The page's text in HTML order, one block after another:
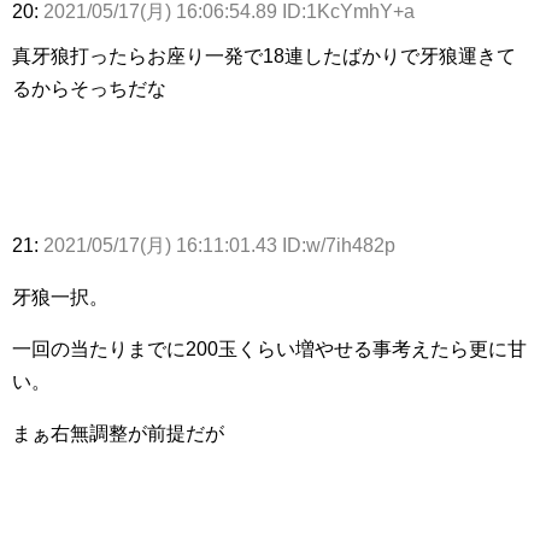
20: 2021/05/17(月) 16:06:54.89 ID:1KcYmhY+a
真牙狼打ったらお座り一発で18連したばかりで牙狼運きて
るからそっちだな
21: 2021/05/17(月) 16:11:01.43 ID:w/7ih482p
牙狼一択。
一回の当たりまでに200玉くらい増やせる事考えたら更に甘
い。
まぁ右無調整が前提だが